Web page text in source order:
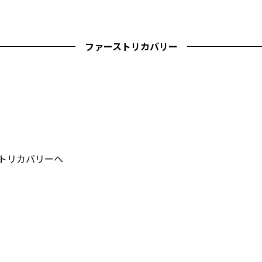
ファーストリカバリー
リカバリーへ